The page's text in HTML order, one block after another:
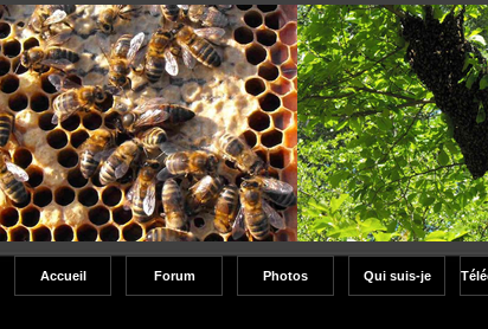
Accueil Forum Photos Qui suis-je